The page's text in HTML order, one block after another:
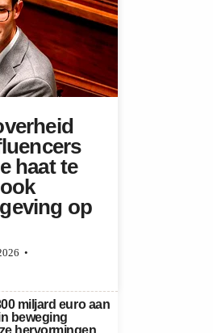
haat te
op
miljard euro aan
beweging
hervormingen